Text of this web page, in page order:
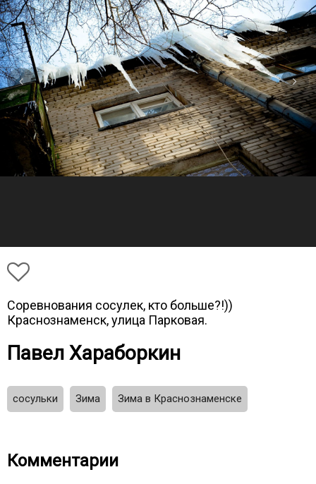
Соревнования сосулек, кто больше?!))
Краснознаменск, улица Парковая.
Павел Хараборкин
сосульки Зима Зима в Краснознаменске
Комментарии